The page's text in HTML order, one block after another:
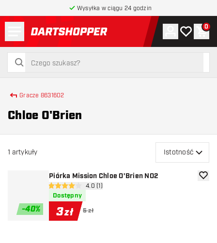
Wysyłka w ciągu 24 godzin
powrót do strony głównej
szukaj
szukaj
Konto
Moja lista
0
Gracze 8631602
Chloe O'Brien
1 artykuły Istotność
-40%
Piórka Mission Chloe O'Brien NO2
otwórz panel recenzji
4 gwiazdki oceny
4.0 (1)
Dostępny
3zł 5 zł